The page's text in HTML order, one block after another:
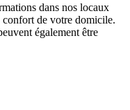
dans nos locaux
de votre domicile.
également être